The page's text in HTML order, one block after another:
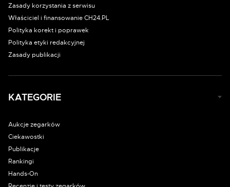
Zasady korzystania z serwisu
Właściciel i finansowanie CH24.PL
Polityka korekt i poprawek
Polityka etyki redakcyjnej
Zasady publikacji
KATEGORIE
Aukcje zegarków
Ciekawostki
Publikacje
Rankingi
Hands-On